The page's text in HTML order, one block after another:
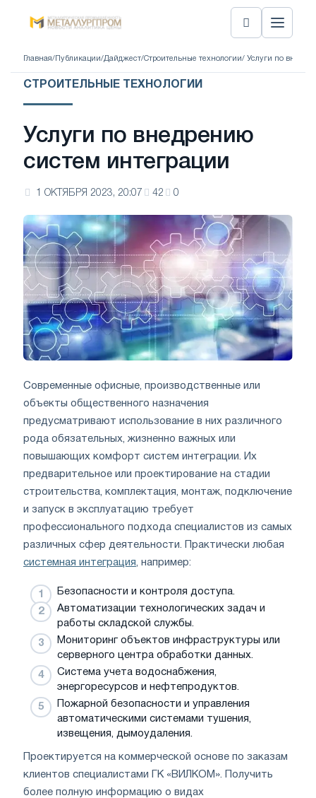
Главная/ Публикации/Дайджест/Строительные технологии/ Услуги по
СТРОИТЕЛЬНЫЕ ТЕХНОЛОГИИ
Услуги по внедрению
систем интеграции
1 ОКТЯБРЯ 2023, 20:07 42 0
Современные офисные, производственные или
объекты общественного назначения
предусматривают использование в них различного
рода обязательных, жизненно важных или
повышающих комфорт систем интеграции. Их
предварительное или проектирование на стадии
строительства, комплектация, монтаж, подключение
и запуск в эксплуатацию требует
профессионального подхода специалистов из самых
различных сфер деятельности. Практически любая
системная интеграция , например:
Безопасности и контроля доступа.
Автоматизации технологических задач и
работы складской службы.
Мониторинг объектов инфраструктуры или
серверного центра обработки данных.
Система учета водоснабжения,
энергоресурсов и нефтепродуктов.
Пожарной безопасности и управления
автоматическими системами тушения,
извещения, дымоудаления.
Проектируется на коммерческой основе по заказам
клиентов специалистами ГК «ВИЛКОМ». Получить
более полную информацию о видах